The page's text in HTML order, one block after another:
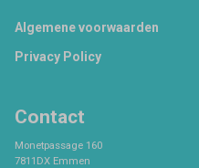
Footer
Algemene voorwaarden
Privacy Policy
Contact
Monetpassage 160
7811DX Emmen